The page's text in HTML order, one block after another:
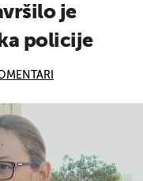
je
policije